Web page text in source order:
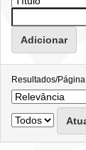
Resultados/Página